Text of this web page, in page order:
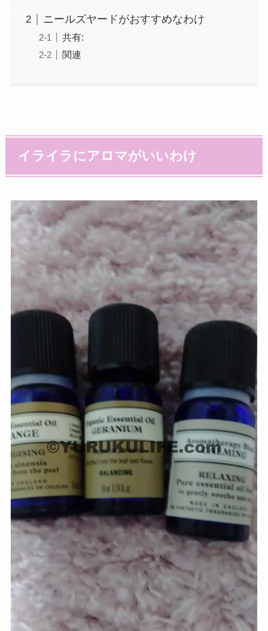
ニールズヤードがおすすめなわけ
共有:
関連
イライラにアロマがいいわけ